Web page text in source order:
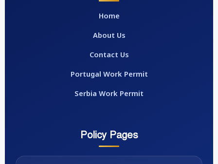
Home
About Us
Contact Us
Portugal Work Permit
Serbia Work Permit
Policy Pages